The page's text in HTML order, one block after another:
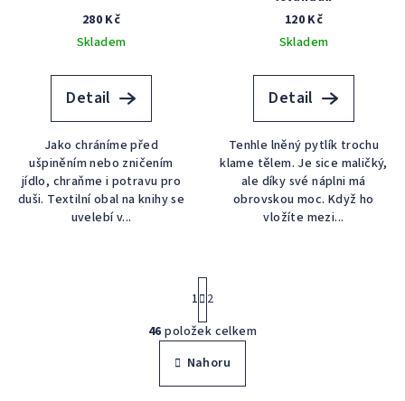
280 Kč
Skladem
Detail
Jako chráníme před
ušpiněním nebo zničením
jídlo, chraňme i potravu pro
duši. Textilní obal na knihy se
uvelebí v...
120 Kč
Skladem
Detail
Tenhle lněný pytlík trochu
klame tělem. Je sice maličký,
ale díky své náplni má
obrovskou moc. Když ho
vložíte mezi...
O
v
l
S
t
r
á
n
k
o
1 2
46 položek celkem
Nahoru